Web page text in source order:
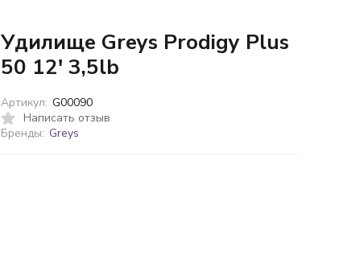
Удилище Greys Prodigy Plus
50 12' 3,5lb
Написать отзыв
Бренды: Greys
Артикул: G00090